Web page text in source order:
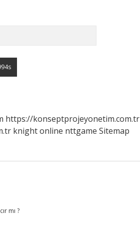
https://konseptprojeyonetim.com.tr
knight online nttgame Sitemap
mı ?